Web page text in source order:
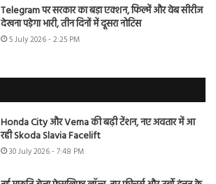
Telegram पर सरकार का बड़ा एक्शन, फिल्में और वेब सीरीज
देखना पड़ेगा भारी, तीन दिनों में दूसरा नोटिस
5 July 2026 - 2:25 PM
Honda City और Verna की बढ़ी टेंशन, नए अवतार में आ
रही Skoda Slavia Facelift
30 July 2026 - 7:48 PM